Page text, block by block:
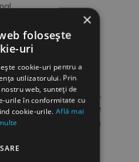
sti sa creeze un mediu
copiilor lor, daca i-
ar intelege vorbele si
ar creste cu puterea
daca i-ar ajuta sa
ca talent, trairi si emotii,
constientizarii la care
sosi mai devreme, si la
×
folosește
uri
cookie-uri pentru a
utilizatorului. Prin
web, sunteți de
urile în conformitate cu
cookie-urile.Află mai